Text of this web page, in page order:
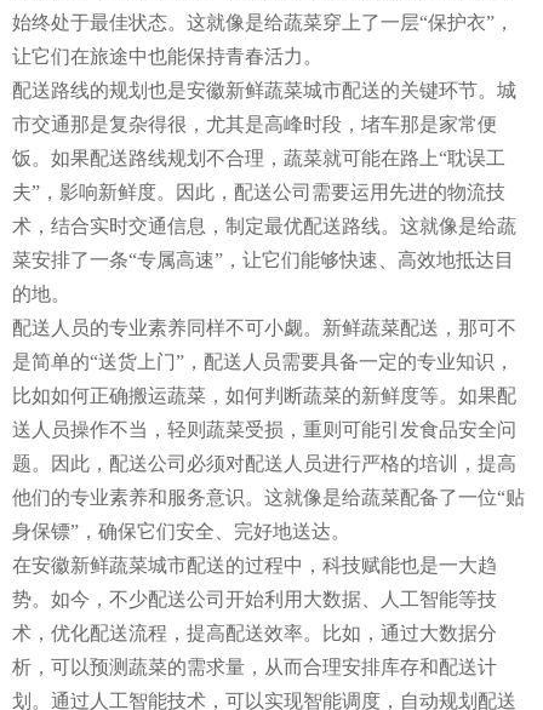
始终处于最佳状态。这就像是给蔬菜穿上了一层“保护衣”，
让它们在旅途中也能保持青春活力。
配送路线的规划也是安徽新鲜蔬菜城市配送的关键环节。城
市交通那是复杂得很，尤其是高峰时段，堵车那是家常便
饭。如果配送路线规划不合理，蔬菜就可能在路上“耽误工
夫”，影响新鲜度。因此，配送公司需要运用先进的物流技
术，结合实时交通信息，制定最优配送路线。这就像是给蔬
菜安排了一条“专属高速”，让它们能够快速、高效地抵达目
的地。
配送人员的专业素养同样不可小觑。新鲜蔬菜配送，那可不
是简单的“送货上门”，配送人员需要具备一定的专业知识，
比如如何正确搬运蔬菜，如何判断蔬菜的新鲜度等。如果配
送人员操作不当，轻则蔬菜受损，重则可能引发食品安全问
题。因此，配送公司必须对配送人员进行严格的培训，提高
他们的专业素养和服务意识。这就像是给蔬菜配备了一位“贴
身保镖”，确保它们安全、完好地送达。
在安徽新鲜蔬菜城市配送的过程中，科技赋能也是一大趋
势。如今，不少配送公司开始利用大数据、人工智能等技
术，优化配送流程，提高配送效率。比如，通过大数据分
析，可以预测蔬菜的需求量，从而合理安排库存和配送计
划。通过人工智能技术，可以实现智能调度，自动规划配送